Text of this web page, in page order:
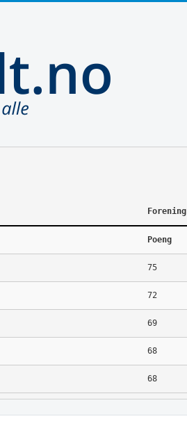
Forening
Poeng
75
72
69
68
68